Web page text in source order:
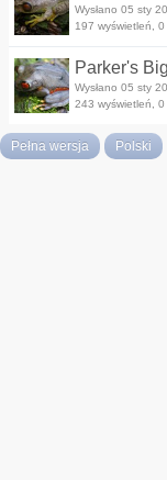
Wysłano 05 sty
197 wyświetleń,
Parker's
Wysłano 05 sty
243 wyświetleń,
Pełna wersja Polski